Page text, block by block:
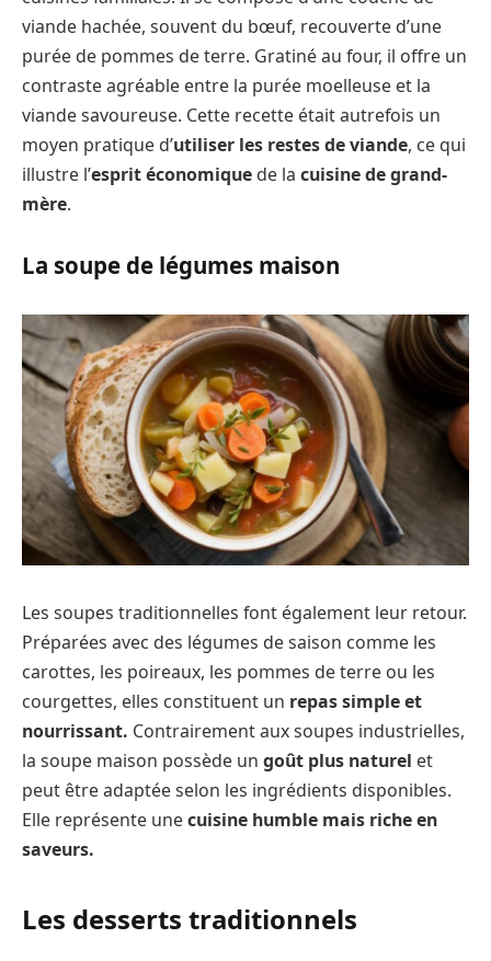
viande hachée, souvent du bœuf, recouverte d’une
purée de pommes de terre. Gratiné au four, il offre un
contraste agréable entre la purée moelleuse et la
viande savoureuse. Cette recette était autrefois un
moyen pratique d’utiliser les restes de viande, ce qui
illustre l’esprit économique de la cuisine de grand-
mère.
La soupe de légumes maison
Les soupes traditionnelles font également leur retour.
Préparées avec des légumes de saison comme les
carottes, les poireaux, les pommes de terre ou les
courgettes, elles constituent un repas simple et
nourrissant. Contrairement aux soupes industrielles,
la soupe maison possède un goût plus naturel et
peut être adaptée selon les ingrédients disponibles.
Elle représente unecuisine humble mais riche en
saveurs.
Les desserts traditionnels